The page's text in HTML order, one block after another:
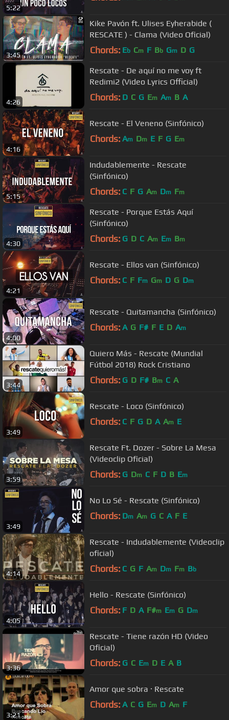
5:22
3:45
Kike Pavón ft. Ulises Eyherabide (
RESCATE ) - Clama (Video Oficial)
Chords: Eb Cm F Bb Gm D G
4:26
Rescate - De aquí no me voy ft
Redimi2 (Video Lyrics Official)
Chords: D C G Em Am B A
4:16
Rescate - El Veneno (Sinfónico)
Chords: Am Dm E F G Em
5:15
Indudablemente - Rescate
(Sinfónico)
Chords: C F G Am Dm Fm
4:30
Rescate - Porque Estás Aquí
(Sinfónico)
Chords: G D C Am Em Bm
4:21
Rescate - Ellos van (Sinfónico)
Chords: C F Fm Gm D G Dm
4:00
Rescate - Quitamancha (Sinfónico)
Chords: A G F# F E D Am
3:44
Quiero Más - Rescate (Mundial
Fútbol 2018) Rock Cristiano
Chords: G D F# Bm C A
3:49
Rescate - Loco (Sinfónico)
Chords: C F G D A Am E
3:59
Rescate Ft. Dozer - Sobre La Mesa
(Videoclip Oficial)
Chords: G Dm C F D B Em
3:49
No Lo Sé - Rescate (Sinfónico)
Chords: Dm Am G C A F E
4:14
Rescate - Indudablemente (Videoclip
oficial)
Chords: C G F Am Dm Fm Bb
4:05
Hello - Rescate (Sinfónico)
Chords: F D A F#m Em G Dm
3:36
Rescate - Tiene razón HD (Video
Oficial)
Chords: G C Em D E A B
3:21
Amor que sobra · Rescate
Chords: A C G Em D Am F